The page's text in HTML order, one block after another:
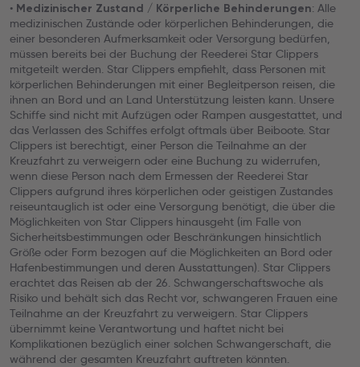
• Medizinischer Zustand / Körperliche Behinderungen: Alle
medizinischen Zustände oder körperlichen Behinderungen, die
einer besonderen Aufmerksamkeit oder Versorgung bedürfen,
müssen bereits bei der Buchung der Reederei Star Clippers
mitgeteilt werden. Star Clippers empfiehlt, dass Personen mit
körperlichen Behinderungen mit einer Begleitperson reisen, die
ihnen an Bord und an Land Unterstützung leisten kann. Unsere
Schiffe sind nicht mit Aufzügen oder Rampen ausgestattet, und
das Verlassen des Schiffes erfolgt oftmals über Beiboote. Star
Clippers ist berechtigt, einer Person die Teilnahme an der
Kreuzfahrt zu verweigern oder eine Buchung zu widerrufen,
wenn diese Person nach dem Ermessen der Reederei Star
Clippers aufgrund ihres körperlichen oder geistigen Zustandes
reiseuntauglich ist oder eine Versorgung benötigt, die über die
Möglichkeiten von Star Clippers hinausgeht (im Falle von
Sicherheitsbestimmungen oder Beschränkungen hinsichtlich
Größe oder Form bezogen auf die Möglichkeiten an Bord oder
Hafenbestimmungen und deren Ausstattungen). Star Clippers
erachtet das Reisen ab der 26. Schwangerschaftswoche als
Risiko und behält sich das Recht vor, schwangeren Frauen eine
Teilnahme an der Kreuzfahrt zu verweigern. Star Clippers
übernimmt keine Verantwortung und haftet nicht bei
Komplikationen bezüglich einer solchen Schwangerschaft, die
während der gesamten Kreuzfahrt auftreten könnten.